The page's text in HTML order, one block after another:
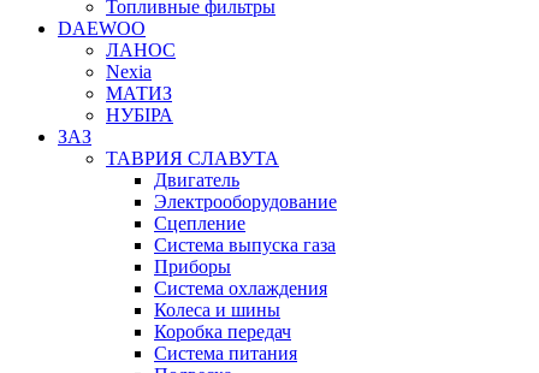
Топливные фильтры
DAEWOO
ЛАНОС
Nexia
МАТИЗ
НУБІРА
ЗАЗ
ТАВРИЯ СЛАВУТА
Двигатель
Электрооборудование
Сцепление
Система выпуска газа
Приборы
Система охлаждения
Колеса и шины
Коробка передач
Система питания